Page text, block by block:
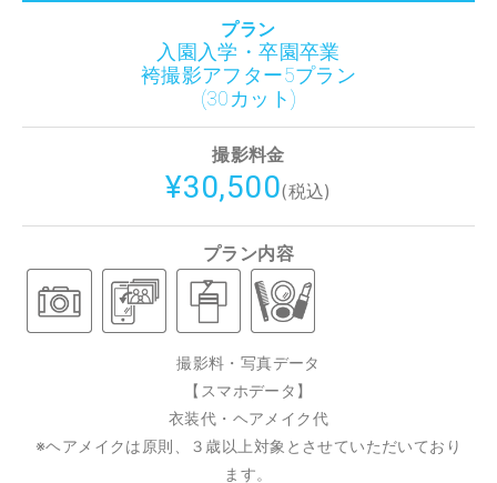
プラン
入園入学・卒園卒業
袴撮影アフター5プラン
(30カット)
撮影料金
¥30,500(税込)
プラン内容
撮影料・写真データ
【スマホデータ】
衣装代・ヘアメイク代
※ヘアメイクは原則、３歳以上対象とさせていただいており
ます。